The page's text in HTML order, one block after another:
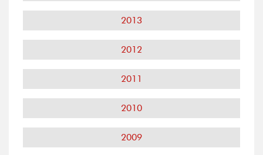
2013
2012
2011
2010
2009